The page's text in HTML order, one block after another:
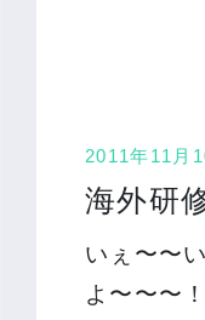
2011年11月
海外研
いぇ〜〜
よ〜〜〜